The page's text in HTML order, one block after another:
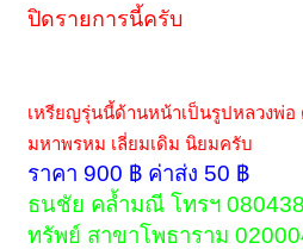
ปิดรายการนี้ครับ
เหรียญรุ่นนี้ด้านหน้าเป็นรูปหลวงพ่อ
มหาพรหม เลี่ยมเดิม นิยมครับ
ราคา 900 ฿ ค่าส่ง 50 ฿
ธนชัย คล้ำมณี โทรฯ
ทรัพย์ สาขาโพธาราม